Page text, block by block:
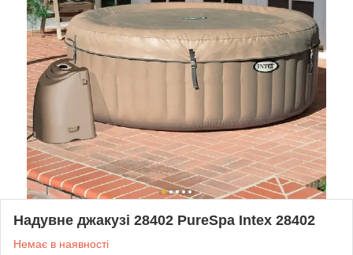
Надувне джакузі 28402 PureSpa Intex 28402
Немає в наявності